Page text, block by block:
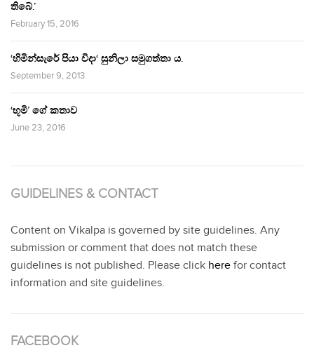
තිබේ.’
February 15, 2016
‘හිමින්සැරේ පියා විදා‘ සුනිලා සමුගත්තා ය.
September 9, 2013
‘භූමි’ ගේ කතාව
June 23, 2016
GUIDELINES & CONTACT
Content on Vikalpa is governed by site guidelines. Any
submission or comment that does not match these
guidelines is not published. Please click here for contact
information and site guidelines.
FACEBOOK